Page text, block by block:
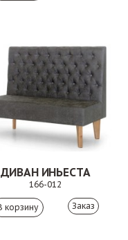
ДИВАН ИНЬЕСТА
166-012
Заказ